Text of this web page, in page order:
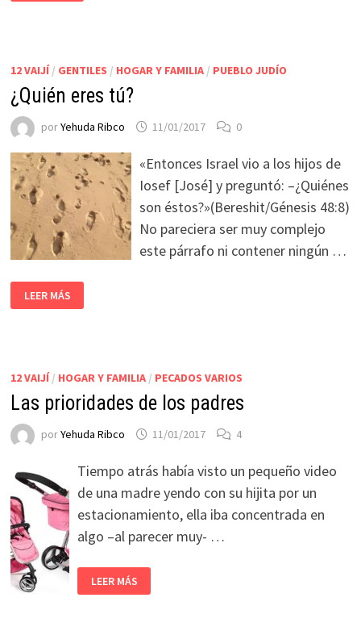
12 VAIJÍ/ GENTILES / HOGAR Y FAMILIA/ PUEBLO JUDÍO
¿Quién eres tú?
porYehuda Ribco 11/01/2017 0
«Entonces Israel vio a los hijos de
Iosef [José] y preguntó: –¿Quiénes
son éstos?»(Bereshit/Génesis 48:8)
No pareciera ser muy complejo
este párrafo ni contener ningún …
LEER MÁS
12 VAIJÍ/ HOGAR Y FAMILIA/ PECADOS VARIOS
Las prioridades de los padres
porYehuda Ribco 11/01/2017 4
Tiempo atrás había visto un pequeño video
de una madre yendo con su hijita por un
estacionamiento, ella iba concentrada en
algo –al parecer muy- …
LEER MÁS